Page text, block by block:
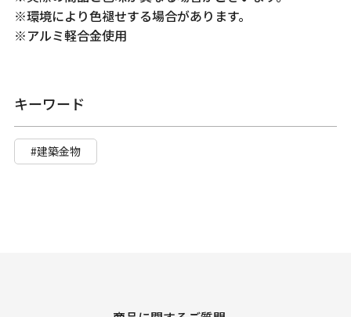
※環境により色褪せする場合があります。
※アルミ軽合金使用
キーワード
#建築金物